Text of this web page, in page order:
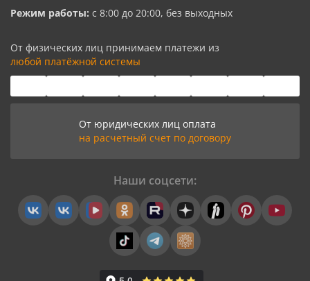
Режим работы: с 8:00 до 20:00, без выходных
От физических лиц принимаем платежи из
любой платёжной системы
От юридических лиц оплата
на расчетный счет по договору
Наши соцсети: